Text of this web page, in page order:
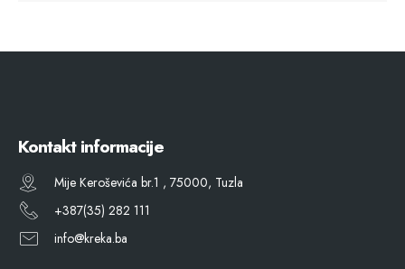
Kontakt informacije
Mije Keroševića br.1 , 75000, Tuzla
+387(35) 282 111
info@kreka.ba